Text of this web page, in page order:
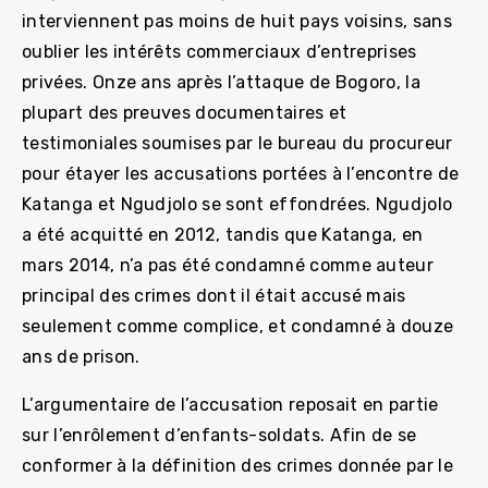
interviennent pas moins de huit pays voisins, sans
oublier les intérêts commerciaux d’entreprises
privées. Onze ans après l’attaque de Bogoro, la
plupart des preuves documentaires et
testimoniales soumises par le bureau du procureur
pour étayer les accusations portées à l’encontre de
Katanga et Ngudjolo se sont effondrées. Ngudjolo
a été acquitté en 2012, tandis que Katanga, en
mars 2014, n’a pas été condamné comme auteur
principal des crimes dont il était accusé mais
seulement comme complice, et condamné à douze
ans de prison.
L’argumentaire de l’accusation reposait en partie
sur l’enrôlement d’enfants-soldats. Afin de se
conformer à la définition des crimes donnée par le